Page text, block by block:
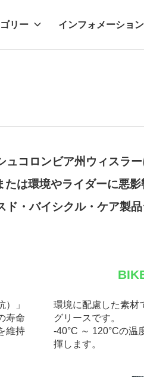
リー インフォメーション
コロンビア州ウィスラー
は環境やライダーに悪
・バイシクル・ケア製品
」
寿命
維持
環境に配慮した素材
グリースです。
-40°C ～ 120°Cの温
揮します。